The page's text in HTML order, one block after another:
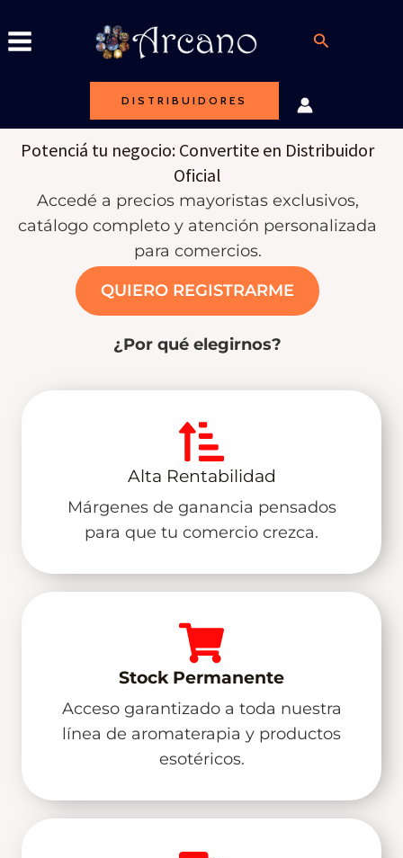
al
Buscar
DISTRIBUIDORES
Potenciá tu negocio: Convertite en Distribuidor
Oficial
Accedé a precios mayoristas exclusivos,
catálogo completo y atención personalizada
para comercios.
QUIERO REGISTRARME
¿Por qué elegirnos?
Alta Rentabilidad
Márgenes de ganancia pensados
para que tu comercio crezca.
Stock Permanente
Acceso garantizado a toda nuestra
línea de aromaterapia y productos
esotéricos.